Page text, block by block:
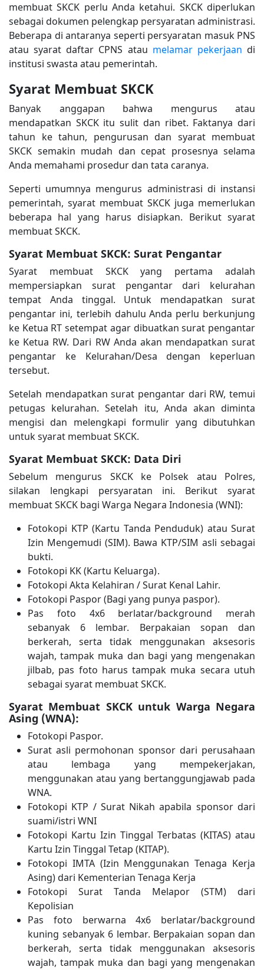
membuat SKCK perlu Anda ketahui. SKCK diperlukan
sebagai dokumen pelengkap persyaratan administrasi.
Beberapa di antaranya seperti persyaratan masuk PNS
atau syarat daftar CPNS atau melamar pekerjaan di
institusi swasta atau pemerintah.
Syarat Membuat SKCK
Banyak anggapan bahwa mengurus atau
mendapatkan SKCK itu sulit dan ribet. Faktanya dari
tahun ke tahun, pengurusan dan syarat membuat
SKCK semakin mudah dan cepat prosesnya selama
Anda memahami prosedur dan tata caranya.
Seperti umumnya mengurus administrasi di instansi
pemerintah, syarat membuat SKCK juga memerlukan
beberapa hal yang harus disiapkan. Berikut syarat
membuat SKCK.
Syarat Membuat SKCK: Surat Pengantar
Syarat membuat SKCK yang pertama adalah
mempersiapkan surat pengantar dari kelurahan
tempat Anda tinggal. Untuk mendapatkan surat
pengantar ini, terlebih dahulu Anda perlu berkunjung
ke Ketua RT setempat agar dibuatkan surat pengantar
ke Ketua RW. Dari RW Anda akan mendapatkan surat
pengantar ke Kelurahan/Desa dengan keperluan
tersebut.
Setelah mendapatkan surat pengantar dari RW, temui
petugas kelurahan. Setelah itu, Anda akan diminta
mengisi dan melengkapi formulir yang dibutuhkan
untuk syarat membuat SKCK.
Syarat Membuat SKCK: Data Diri
Sebelum mengurus SKCK ke Polsek atau Polres,
silakan lengkapi persyaratan ini. Berikut syarat
membuat SKCK bagi Warga Negara Indonesia (WNI):
Fotokopi KTP (Kartu Tanda Penduduk) atau Surat
Izin Mengemudi (SIM). Bawa KTP/SIM asli sebagai
bukti.
Fotokopi KK (Kartu Keluarga) .
Fotokopi Akta Kelahiran / Surat Kenal Lahir.
Fotokopi Paspor (Bagi yang punya paspor).
Pas foto 4x6 berlatar/background merah
sebanyak 6 lembar. Berpakaian sopan dan
berkerah, serta tidak menggunakan aksesoris
wajah, tampak muka dan bagi yang mengenakan
jilbab, pas foto harus tampak muka secara utuh
sebagai syarat membuat SKCK.
Syarat Membuat SKCK untuk Warga Negara
Asing (WNA):
Fotokopi Paspor.
Surat asli permohonan sponsor dari perusahaan
atau lembaga yang mempekerjakan,
menggunakan atau yang bertanggungjawab pada
WNA.
Fotokopi KTP / Surat Nikah apabila sponsor dari
suami/istri WNI
Fotokopi Kartu Izin Tinggal Terbatas (KITAS) atau
Kartu Izin Tinggal Tetap (KITAP).
Fotokopi IMTA (Izin Menggunakan Tenaga Kerja
Asing) dari Kementerian Tenaga Kerja
Fotokopi Surat Tanda Melapor (STM) dari
Kepolisian
Pas foto berwarna 4x6 berlatar/background
kuning sebanyak 6 lembar. Berpakaian sopan dan
berkerah, serta tidak menggunakan aksesoris
wajah, tampak muka dan bagi yang mengenakan